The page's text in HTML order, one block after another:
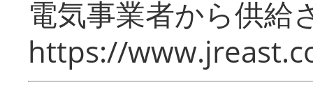
電気事業者から供給
https://